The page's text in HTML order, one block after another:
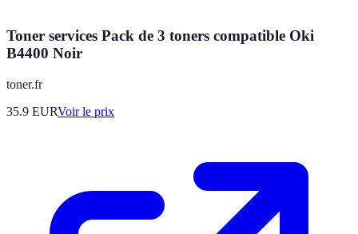
Toner services Pack de 3 toners compatible Oki
B4400 Noir
toner.fr
35.9 EURVoir le prix